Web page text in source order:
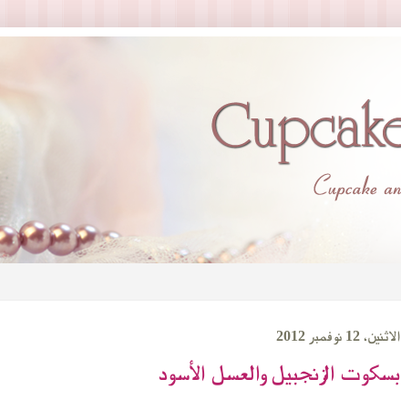
الاثنين، 12 نوفمبر 2012
بسكوت الزنجبيل والعسل الأسود